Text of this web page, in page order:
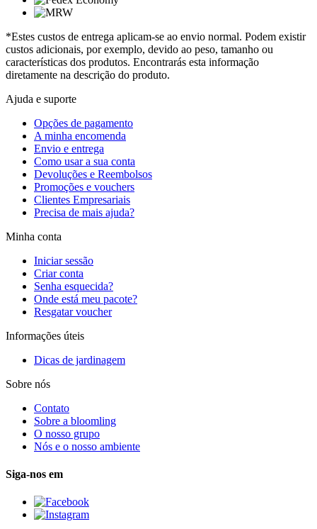
*Estes custos de entrega aplicam-se ao envio normal. Podem existir
custos adicionais, por exemplo, devido ao peso, tamanho ou
características dos produtos. Encontrarás esta informação
diretamente na descrição do produto.
Ajuda e suporte
Opções de pagamento
A minha encomenda
Envio e entrega
Como usar a sua conta
Devoluções e Reembolsos
Promoções e vouchers
Clientes Empresariais
Precisa de mais ajuda?
Minha conta
Iniciar sessão
Criar conta
Senha esquecida?
Onde está meu pacote?
Resgatar voucher
Informações úteis
Dicas de jardinagem
Sobre nós
Contato
Sobre a bloomling
O nosso grupo
Nós e o nosso ambiente
Siga-nos em